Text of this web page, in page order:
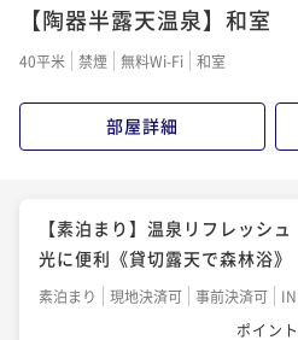
【陶器半露天温泉】和室
40平米 禁煙 無料Wi-Fi 和室
部屋詳細
【素泊まり】温泉リフレッシ
光に便利《貸切露天で森林浴》
素泊まり 現地決済可 事前決済可
ポイン